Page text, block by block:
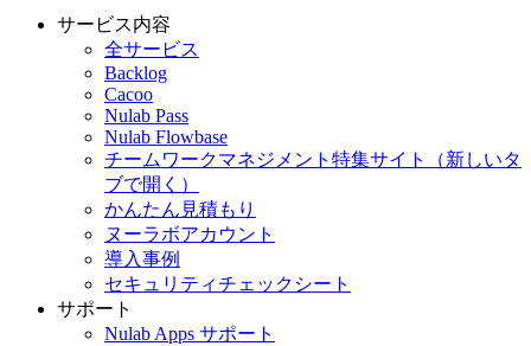
サービス内容
全サービス
Backlog
Cacoo
Nulab Pass
Nulab Flowbase
チームワークマネジメント特集サイト
（新しいタ
ブで開く）
かんたん見積もり
ヌーラボアカウント
導入事例
セキュリティチェックシート
サポート
Nulab Apps サポート